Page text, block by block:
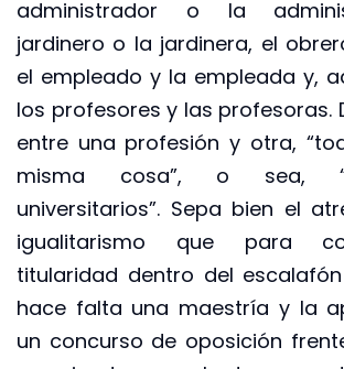
administrador o la
jardinero o la jardinera, el
el empleado y la empleada y,
los profesores y las profesoras.
entre una profesión y otra,
misma cosa”, o sea,
universitarios”. Sepa bien el
igualitarismo que para
titularidad dentro del
hace falta una maestría y la
un concurso de oposición